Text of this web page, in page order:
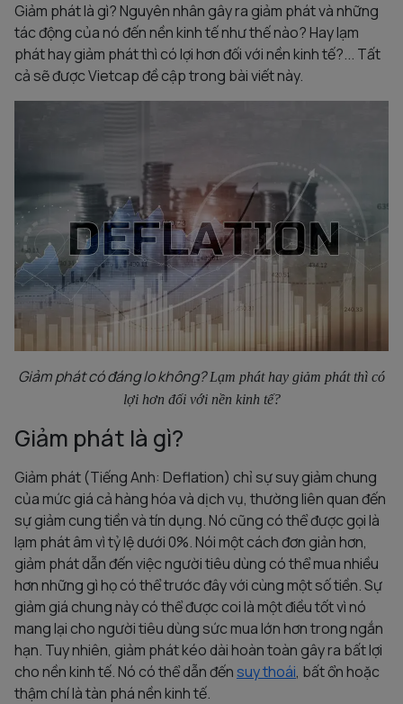
Giảm phát là gì? Nguyên nhân gây ra giảm phát và những
tác động của nó đến nền kinh tế như thế nào? Hay lạm
phát hay giảm phát thì có lợi hơn đối với nền kinh tế?... Tất
cả sẽ được Vietcap đề cập trong bài viết này.
Giảm phát có đáng lo không?Lạm phát hay giảm phát thì có
lợi hơn đối với nền kinh tế?
Giảm phát là gì?
Giảm phát (Tiếng Anh: Deflation) chỉ sự suy giảm chung
của mức giá cả hàng hóa và dịch vụ, thường liên quan đến
sự giảm cung tiền và tín dụng. Nó cũng có thể được gọi là
lạm phát âm vì tỷ lệ dưới 0%. Nói một cách đơn giản hơn,
giảm phát dẫn đến việc người tiêu dùng có thể mua nhiều
hơn những gì họ có thể trước đây với cùng một số tiền. Sự
giảm giá chung này có thể được coi là một điều tốt vì nó
mang lại cho người tiêu dùng sức mua lớn hơn trong ngắn
hạn. Tuy nhiên, giảm phát kéo dài hoàn toàn gây ra bất lợi
cho nền kinh tế. Nó có thể dẫn đếnsuy thoái, bất ổn hoặc
thậm chí là tàn phá nền kinh tế.